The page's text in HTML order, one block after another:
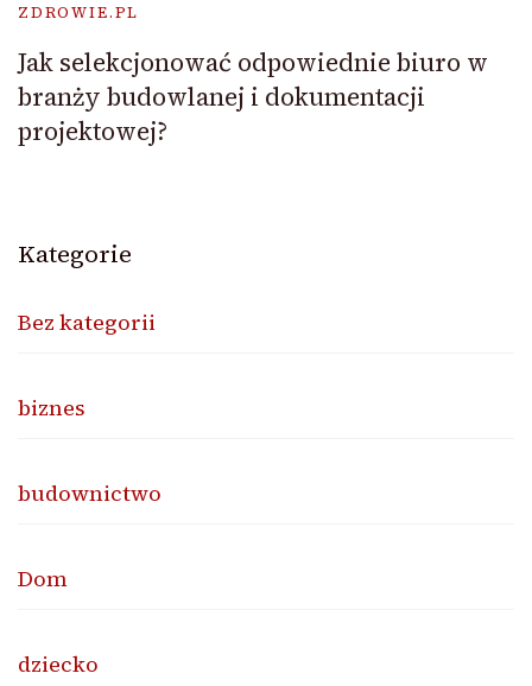
ZDROWIE.PL
Jak selekcjonować odpowiednie biuro w
branży budowlanej i dokumentacji
projektowej?
Kategorie
Bez kategorii
biznes
budownictwo
Dom
dziecko